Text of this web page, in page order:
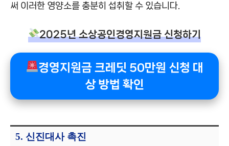
써 이러한 영양소를 충분히 섭취할 수 있습니다.
2025년 소상공인경영지원금 신청하기
경영지원금 크레딧 50만원 신청 대
상 방법 확인
5. 신진대사 촉진